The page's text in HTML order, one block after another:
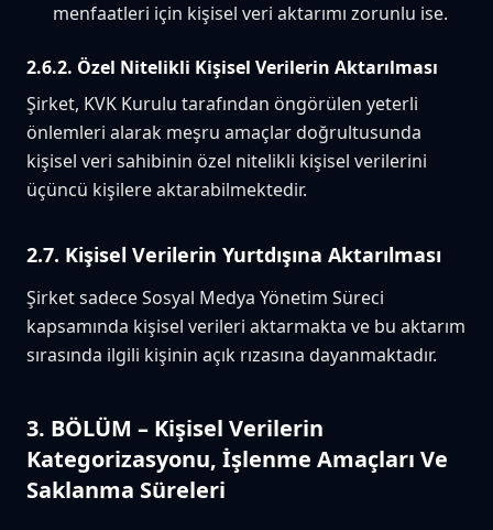
menfaatleri için kişisel veri aktarımı zorunlu ise.
2.6.2. Özel Nitelikli Kişisel Verilerin Aktarılması
Şirket, KVK Kurulu tarafından öngörülen yeterli
önlemleri alarak meşru amaçlar doğrultusunda
kişisel veri sahibinin özel nitelikli kişisel verilerini
üçüncü kişilere aktarabilmektedir.
2.7. Kişisel Verilerin Yurtdışına Aktarılması
Şirket sadece Sosyal Medya Yönetim Süreci
kapsamında kişisel verileri aktarmakta ve bu aktarım
sırasında ilgili kişinin açık rızasına dayanmaktadır.
3. BÖLÜM – Kişisel Verilerin
Kategorizasyonu, İşlenme Amaçları Ve
Saklanma Süreleri